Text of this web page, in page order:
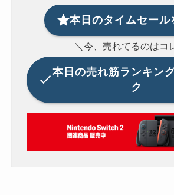
本日のタイムセール
＼今、売れてるのはコ
本日の売れ筋ランキン
ク